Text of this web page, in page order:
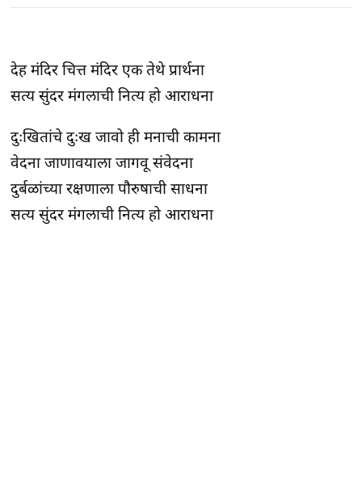
देह मंदिर चित्त मंदिर एक तेथे प्रार्थना
सत्य सुंदर मंगलाची नित्य हो आराधना
दुःखितांचे दुःख जावो ही मनाची कामना
वेदना जाणावयाला जागवू संवेदना
दुर्बळांच्या रक्षणाला पौरुषाची साधना
सत्य सुंदर मंगलाची नित्य हो आराधना